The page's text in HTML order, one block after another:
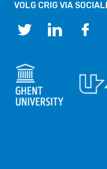
VOLG CRIG VIA